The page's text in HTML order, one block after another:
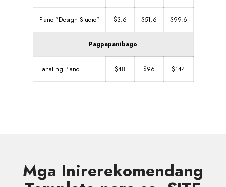
Plano "Design Studio" $3.6 $51.6 $99.6
Pagpapanibago
Lahat ng Plano $48 $96 $144
Mga Inirerekomendang